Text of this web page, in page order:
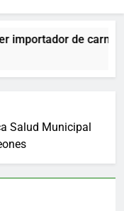
importador de carne
Salud Municipal